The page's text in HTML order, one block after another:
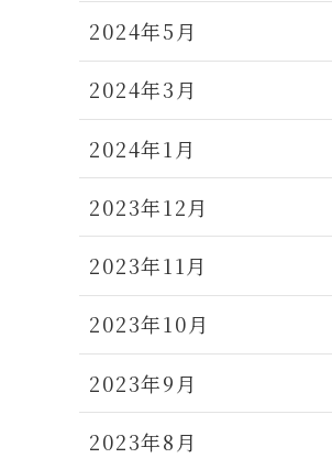
2024年5月
2024年3月
2024年1月
2023年12月
2023年11月
2023年10月
2023年9月
2023年8月